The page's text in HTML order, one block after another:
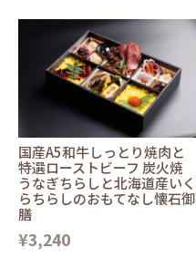
国産A5和牛しっとり焼肉と
特選ローストビーフ 炭火焼
うなぎちらしと北海道産いく
らちらしのおもてなし懐石御
膳
¥3,240